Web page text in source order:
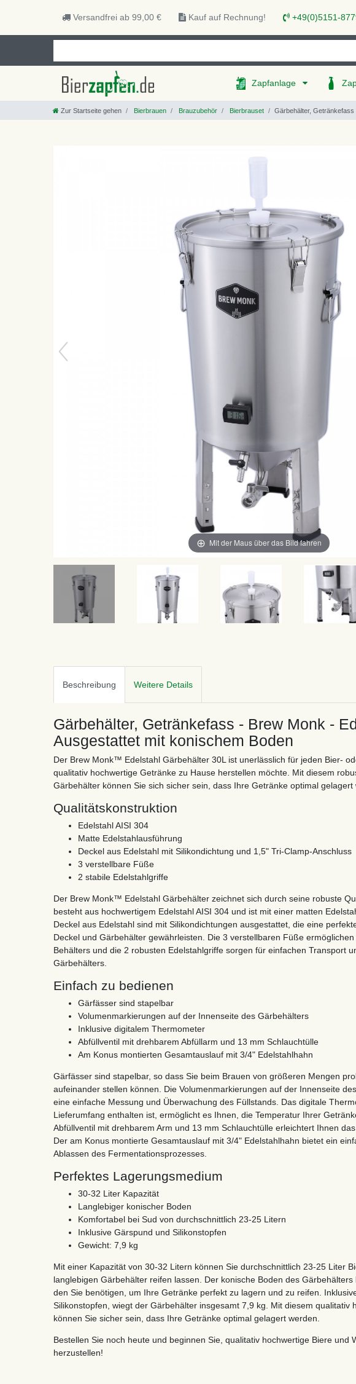
Versandfrei ab 99,00 € Kauf auf Rechnung! +49(0)5151-
Zapfanlage
Zur Startseite gehen Bierbrauen Brauzubehör Bierbrauset Gärbehälter,
Mit der Maus über das Bild fahren
Beschreibung Weitere Details
Gärbehälter, Getränkefass - Brew Monk -
Ausgestattet mit konischem Boden
Der Brew Monk™ Edelstahl Gärbehälter 30L ist unerlässlich für jeden Bier-
qualitativ hochwertige Getränke zu Hause herstellen möchte. Mit diesem
Gärbehälter können Sie sich sicher sein, dass Ihre Getränke optimal gelagert
Qualitätskonstruktion
Edelstahl AISI 304
Matte Edelstahlausführung
Deckel aus Edelstahl mit Silikondichtung und 1,5" Tri-Clamp-Anschluss
3 verstellbare Füße
2 stabile Edelstahlgriffe
Der Brew Monk™ Edelstahl Gärbehälter zeichnet sich durch seine robuste
besteht aus hochwertigem Edelstahl AISI 304 und ist mit einer matten
Deckel aus Edelstahl sind mit Silikondichtungen ausgestattet, die eine
Deckel und Gärbehälter gewährleisten. Die 3 verstellbaren Füße
Behälters und die 2 robusten Edelstahlgriffe sorgen für einfachen Transport
Gärbehälters.
Einfach zu bedienen
Gärfässer sind stapelbar
Volumenmarkierungen auf der Innenseite des Gärbehälters
Inklusive digitalem Thermometer
Abfüllventil mit drehbarem Abfüllarm und 13 mm Schlauchtülle
Am Konus montierten Gesamtauslauf mit 3/4" Edelstahlhahn
Gärfässer sind stapelbar, so dass Sie beim Brauen von größeren Mengen
aufeinander stellen können. Die Volumenmarkierungen auf der Innenseite
eine einfache Messung und Überwachung des Füllstands. Das digitale
Lieferumfang enthalten ist, ermöglicht es Ihnen, die Temperatur Ihrer
Abfüllventil mit drehbarem Arm und 13 mm Schlauchtülle erleichtert Ihnen
Der am Konus montierte Gesamtauslauf mit 3/4" Edelstahlhahn bietet ein
Ablassen des Fermentationsprozesses.
Perfektes Lagerungsmedium
30-32 Liter Kapazität
Langlebiger konischer Boden
Komfortabel bei Sud von durchschnittlich 23-25 Litern
Inklusive Gärspund und Silikonstopfen
Gewicht: 7,9 kg
Mit einer Kapazität von 30-32 Litern können Sie durchschnittlich 23-25 Liter
langlebigen Gärbehälter reifen lassen. Der konische Boden des Gärbehälters
den Sie benötigen, um Ihre Getränke perfekt zu lagern und zu reifen.
Silikonstopfen, wiegt der Gärbehälter insgesamt 7,9 kg. Mit diesem qualitativ
können Sie sicher sein, dass Ihre Getränke optimal gelagert werden.
Bestellen Sie noch heute und beginnen Sie, qualitativ hochwertige Biere und
herzustellen!